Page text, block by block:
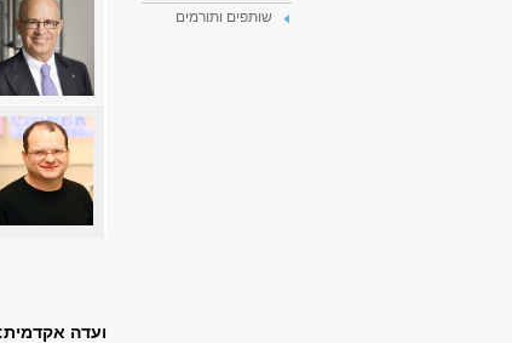
שותפים ותורמים
ועדה אקדמית: